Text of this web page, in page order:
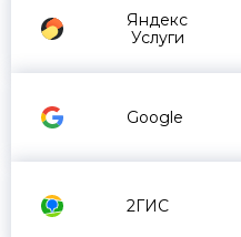
Яндекс
Услуги
Google
2ГИС